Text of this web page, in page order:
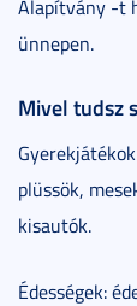
Alapítvány -t
ünnepen.
Mivel tudsz
plüssök,
kisautók.
Édességek: